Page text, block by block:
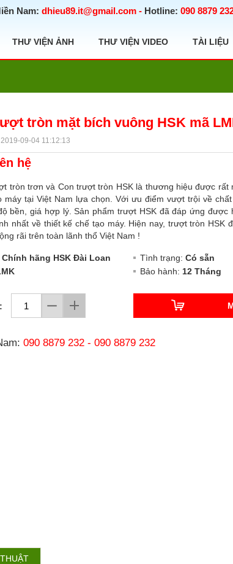
Nam: dhieu89.it@gmail.com - Hotline: 090 8879
THƯ VIỆN ẢNH THƯ VIỆN VIDEO TÀI LIỆU
tròn mặt bích vuông HSK mã
09-04 11:12:13
hệ
tròn trơn và Con trượt tròn HSK là thương hiệu được rất
máy tại Việt Nam lựa chọn. Với ưu điểm vượt trội về
bền, giá hợp lý. Sản phẩm trượt HSK đã đáp ứng được
nhất về thiết kế chế tạo máy. Hiện nay, trượt tròn HSK
rãi trên toàn lãnh thổ Việt Nam !
Chính hãng HSK Đài Loan Tình trạng: Có sẵn
Bảo hành: 12 Tháng
090 8879 232 - 090 8879 232